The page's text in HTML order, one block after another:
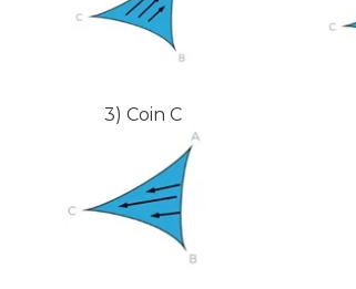
3) Coin C